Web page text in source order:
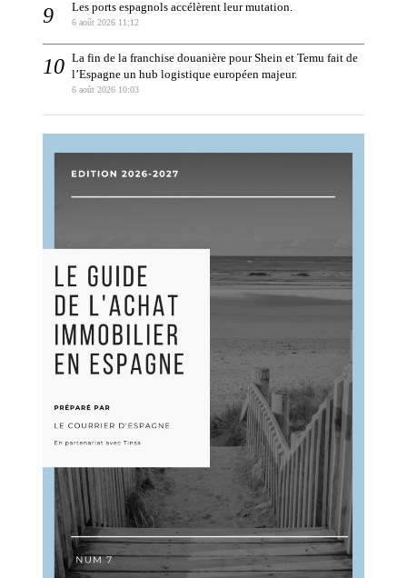
Les ports espagnols accélèrent leur mutation.
6 août 2026 11:12
La fin de la franchise douanière pour Shein et Temu fait de
l’Espagne un hub logistique européen majeur.
6 août 2026 10:03